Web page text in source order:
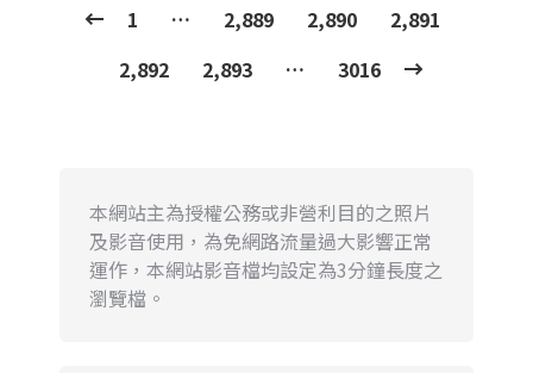
1 … 2,889 2,890
2,891
2,892
2,893 … 3016
本網站主為授權公務或非營利目的之照片
及影音使用，為免網路流量過大影響正常
運作，本網站影音檔均設定為3分鐘長度之
瀏覽檔。